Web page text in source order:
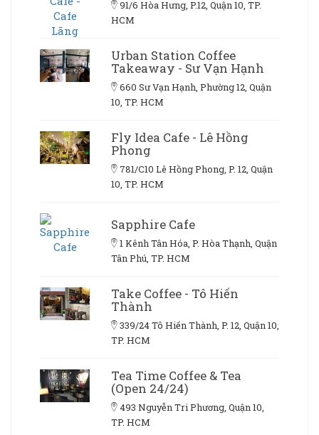
91/6 Hòa Hưng, P.12, Quận 10, TP.
HCM
Urban Station Coffee
Takeaway - Sư Vạn Hạnh
660 Sư Vạn Hạnh, Phường 12, Quận
10, TP. HCM
Fly Idea Cafe - Lê Hồng
Phong
781/C10 Lê Hồng Phong, P. 12, Quận
10, TP. HCM
Sapphire Cafe
1 Kênh Tân Hóa, P. Hòa Thạnh, Quận
Tân Phú, TP. HCM
Take Coffee - Tô Hiến
Thành
339/24 Tô Hiến Thành, P. 12, Quận 10,
TP. HCM
Tea Time Coffee & Tea
(Open 24/24)
493 Nguyễn Tri Phương, Quận 10,
TP. HCM